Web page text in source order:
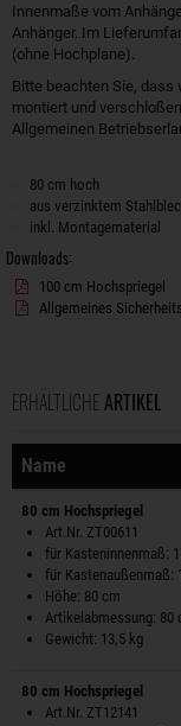
Innenmaße vom
Anhänger. Im
(ohne Hochplane).
Bitte beachten Sie, dass
montiert und
Allgemeinen
80 cm hoch
aus verzinktem
inkl. Montagematerial
Downloads:
100 cm Hochspriegel
Allgemeines
ERHÄLTLICHE ARTIKEL
Sortierung
Name
80 cm Hochspriegel
Art.Nr. ZT00611
für Kasteninnenmaß:
für Kastenaußenmaß:
Höhe: 80 cm
Artikelabmessung: 80
Gewicht: 13,5 kg
80 cm Hochspriegel
Art.Nr. ZT12141